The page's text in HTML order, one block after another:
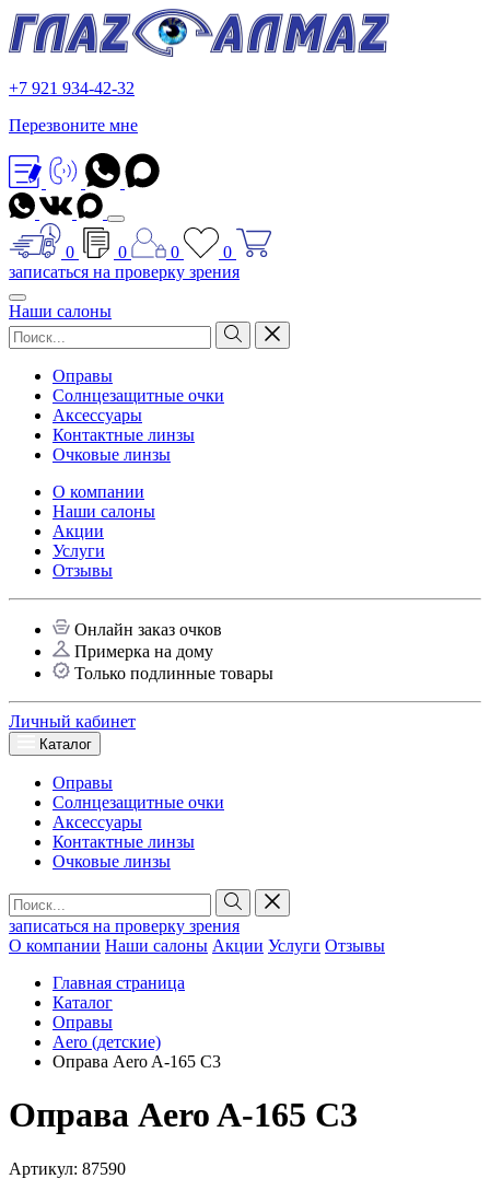
+7 921 934-42-32
Перезвоните мне
0 0 0
0
записаться на проверку зрения
Наши салоны
Оправы
Солнцезащитные очки
Аксессуары
Контактные линзы
Очковые линзы
О компании
Наши салоны
Акции
Услуги
Отзывы
Онлайн заказ очков
Примерка на дому
Только подлинные товары
Личный кабинет
Каталог
Оправы
Солнцезащитные очки
Аксессуары
Контактные линзы
Очковые линзы
записаться на проверку зрения
О компании Наши салоны Акции Услуги Отзывы
Главная страница
Каталог
Оправы
Aero (детские)
Оправа Aero A-165 C3
Оправа Aero A-165 C3
Артикул: 87590